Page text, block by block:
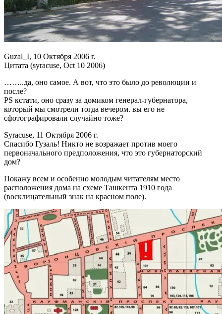
Guzal_I, 10 Октября 2006 г.
Цитата (syracuse, Oct 10 2006)
……..да, оно самое. А вот, что это было до революции и
после?
PS кстати, оно сразу за домиком генерал-губернатора,
который мы смотрели тогда вечером. вы его не
сфотографировали случайно тоже?
Syracuse, 11 Октября 2006 г.
Спасибо Гузаль! Никто не возражает против моего
первоначального предположения, что это губернаторский
дом?
Покажу всем и особенно молодым читателям место
расположения дома на схеме Ташкента 1910 года
(восклицательный знак на красном поле).